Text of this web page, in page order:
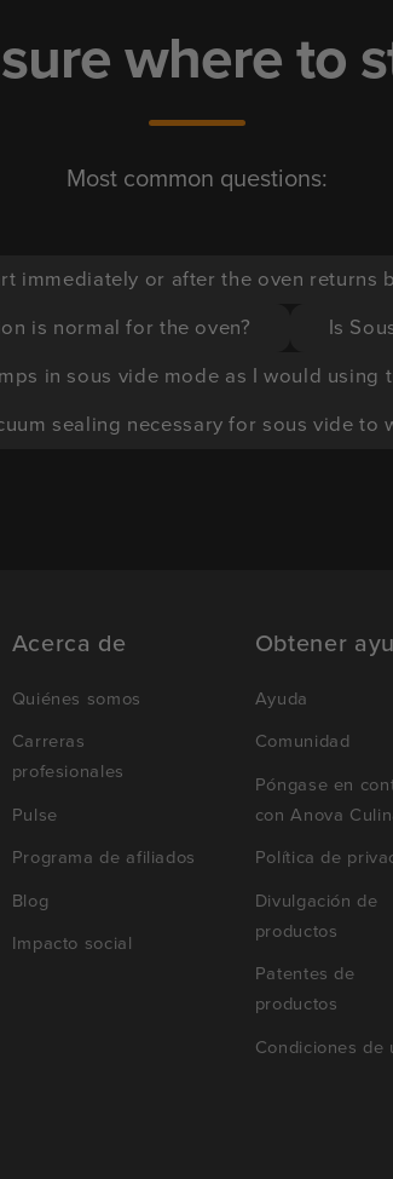
where to
Most common questions:
immediately or after the oven returns
is normal for the oven?
Is
in sous vide mode as I would
sealing necessary for sous vide to
Acerca de
Quiénes somos
Carreras
profesionales
Pulse
Programa de afiliados
Blog
Impacto social
Obtener
Ayuda
Comunidad
Póngase en
con Anova
Política de
Divulgación de
productos
Patentes de
productos
Condiciones de